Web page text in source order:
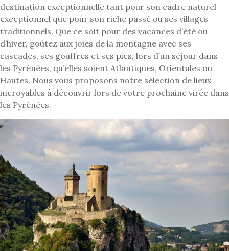
destination exceptionnelle tant pour son cadre naturel
exceptionnel que pour son riche passé ou ses villages
traditionnels. Que ce soit pour des vacances d’été ou
d’hiver, goûtez aux joies de la montagne avec ses
cascades, ses gouffres et ses pics, lors d’un séjour dans
les Pyrénées, qu’elles soient Atlantiques, Orientales ou
Hautes. Nous vous proposons notre sélection de lieux
incroyables à découvrir lors de votre prochaine virée dans
les Pyrénées.